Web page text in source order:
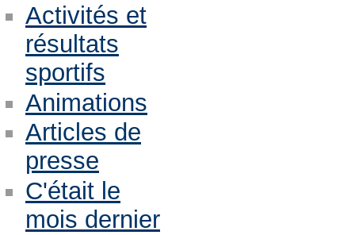
Activités et
résultats
sportifs
Animations
Articles de
presse
C'était le
mois dernier